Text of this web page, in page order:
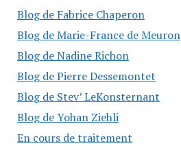
Blog de Fabrice Chaperon
Blog de Marie-France de Meuron
Blog de Nadine Richon
Blog de Pierre Dessemontet
Blog de Stev’ LeKonsternant
Blog de Yohan Ziehli
En cours de traitement